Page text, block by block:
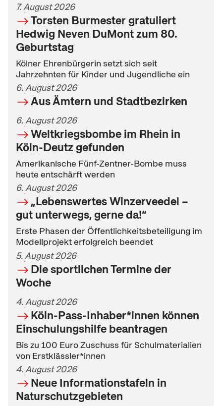
7. August 2026
Torsten Burmester gratuliert
Hedwig Neven DuMont zum 80.
Geburtstag
Kölner Ehrenbürgerin setzt sich seit
Jahrzehnten für Kinder und Jugendliche ein
6. August 2026
Aus Ämtern und Stadtbezirken
6. August 2026
Weltkriegsbombe im Rhein in
Köln-Deutz gefunden
Amerikanische Fünf-Zentner-Bombe muss
heute entschärft werden
6. August 2026
„Lebenswertes Winzerveedel –
gut unterwegs, gerne da!“
Erste Phasen der Öffentlichkeitsbeteiligung im
Modellprojekt erfolgreich beendet
5. August 2026
Die sportlichen Termine der
Woche
4. August 2026
Köln-Pass-Inhaber*innen können
Einschulungshilfe beantragen
Bis zu 100 Euro Zuschuss für Schulmaterialien
von Erstklässler*innen
4. August 2026
Neue Informationstafeln in
Naturschutzgebieten